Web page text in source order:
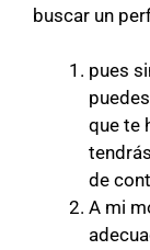
buscar un
pues
que te
de
A mi